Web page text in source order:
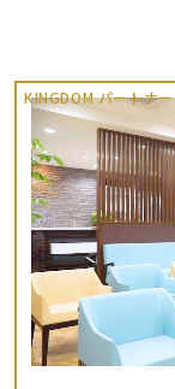
KINGDOM パートナー